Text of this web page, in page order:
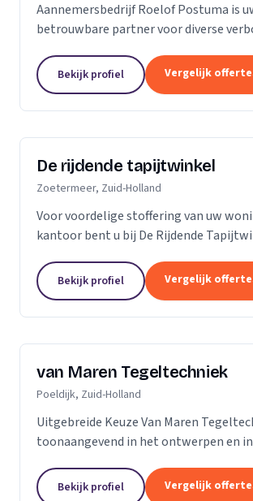
Aannemersbedrijf Roelof Postuma is
betrouwbare partner voor diverse
om het verbouwen van badkamers, het
dakkapellen,...
Bekijk profiel Vergelijk
De rijdende tapijtwinkel
Zoetermeer, Zuid-Holland
Voor voordelige stoffering van uw
kantoor bent u bij De Rijdende
thuis met ons uitgebreide 'up to date'
Bekijk profiel Vergelijk
van Maren Tegeltechniek
Poeldijk, Zuid-Holland
Uitgebreide Keuze Van Maren
toonaangevend in het ontwerpen en
een aantrekkelijke prijs. Bij ons treft u
Bekijk profiel Vergelijk